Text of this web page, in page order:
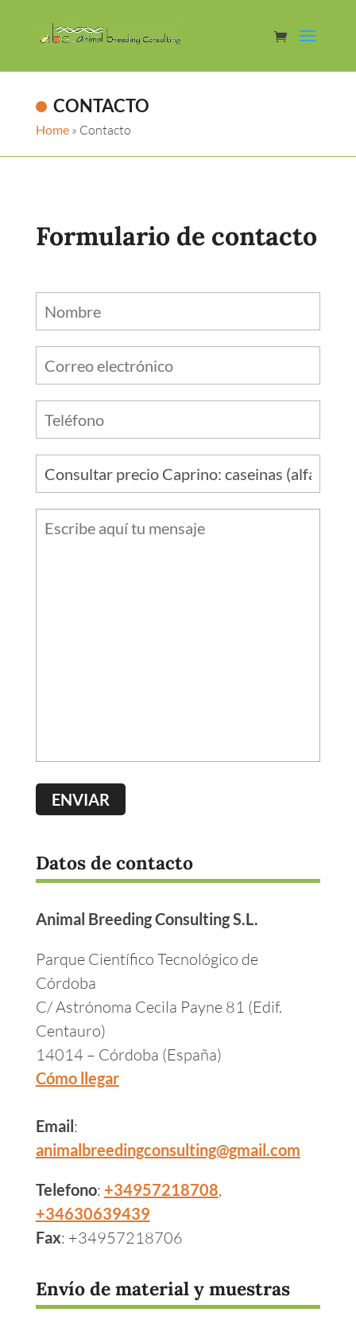
CONTACTO
Home» Contacto
Formulario de contacto
Datos de contacto
Animal Breeding Consulting S.L.
Parque Científico Tecnológico de
Córdoba
C/ Astrónoma Cecila Payne 81 (Edif.
Centauro)
14014 – Córdoba (España)
Cómo llegar
Email:
animalbreedingconsulting@gmail.com
Telefono: +34957218708,
+34630639439
Fax: +34957218706
Envío de material y muestras